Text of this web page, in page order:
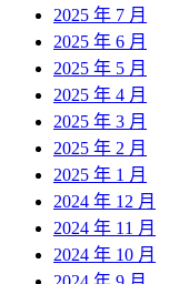
2025 年 7 月
2025 年 6 月
2025 年 5 月
2025 年 4 月
2025 年 3 月
2025 年 2 月
2025 年 1 月
2024 年 12 月
2024 年 11 月
2024 年 10 月